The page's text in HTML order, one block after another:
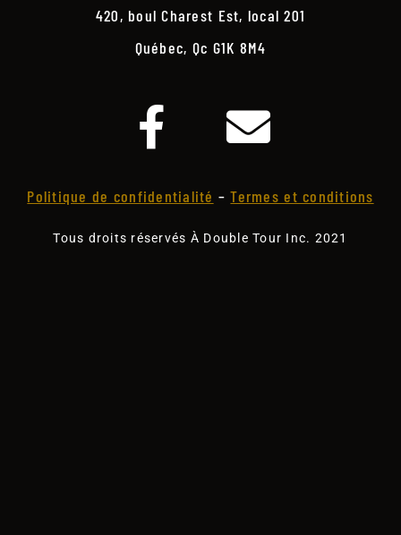
420, boul Charest Est, local 201
Québec, Qc G1K 8M4
Politique de confidentialité –Termes et conditions
Tous droits réservés À Double Tour Inc. 2021